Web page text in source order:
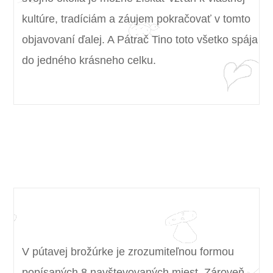
kultúre, tradíciám a záujem pokračovať v tomto
objavovaní ďalej. A Pátrač Tino toto všetko spája
do jedného krásneho celku.
V pútavej brožúrke je zrozumiteľnou formou